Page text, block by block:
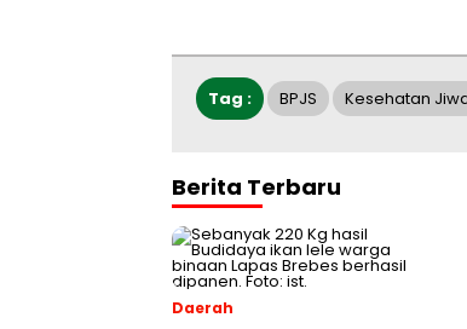
Tag : BPJS Kesehatan
Berita Terbaru
Daerah